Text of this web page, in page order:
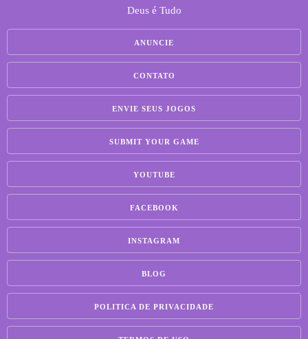
Deus é Tudo
ANUNCIE
CONTATO
ENVIE SEUS JOGOS
SUBMIT YOUR GAME
YOUTUBE
FACEBOOK
INSTAGRAM
BLOG
POLITICA DE PRIVACIDADE